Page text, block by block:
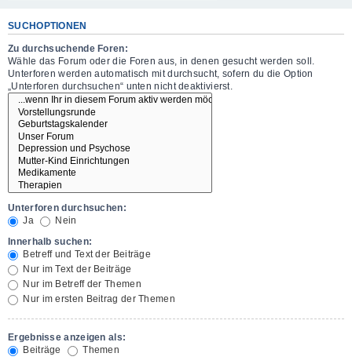
SUCHOPTIONEN
Zu durchsuchende Foren:
Wähle das Forum oder die Foren aus, in denen gesucht werden soll.
Unterforen werden automatisch mit durchsucht, sofern du die Option
„Unterforen durchsuchen“ unten nicht deaktivierst.
Unterforen durchsuchen:
Ja
Nein
Innerhalb suchen:
Betreff und Text der Beiträge
Nur im Text der Beiträge
Nur im Betreff der Themen
Nur im ersten Beitrag der Themen
Ergebnisse anzeigen als:
Beiträge
Themen